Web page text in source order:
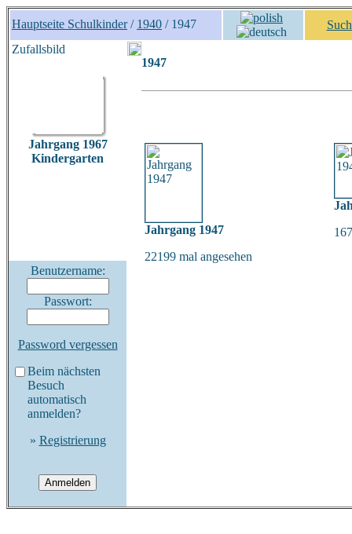
Hauptseite Schulkinder/ 1940 / 1947
Zufallsbild
Jahrgang 1967
Kindergarten
Benutzername:
Passwort:
Password vergessen
Beim nächsten
Besuch
automatisch
anmelden?
» Registrierung
1947
Jahrgang 1947
22199 mal angesehen